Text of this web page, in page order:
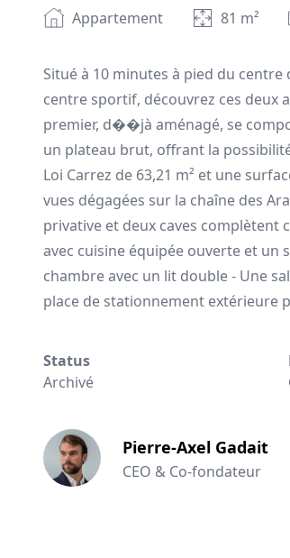
Appartement 81 m²
Situé à 10 minutes à pied du
centre sportif, découvrez ces deux
premier, d��jà aménagé, se
un plateau brut, offrant la
Loi Carrez de 63,21 m² et une
vues dégagées sur la chaîne des
privative et deux caves complètent
avec cuisine équipée ouverte et un
chambre avec un lit double - Une
place de stationnement extérieure
Status
Archivé
Pierre-Axel Gadait
CEO & Co-fondateur